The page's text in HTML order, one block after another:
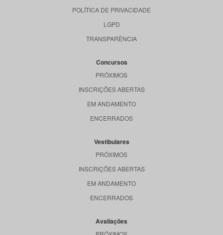
POLÍTICA DE PRIVACIDADE
LGPD
TRANSPARÊNCIA
Concursos
PRÓXIMOS
INSCRIÇÕES ABERTAS
EM ANDAMENTO
ENCERRADOS
Vestibulares
PRÓXIMOS
INSCRIÇÕES ABERTAS
EM ANDAMENTO
ENCERRADOS
Avaliações